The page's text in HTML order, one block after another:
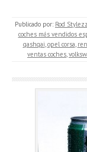
Publicado por: Rod Stylezz
coches más vendidos
qashqai,opel corsa,
ventas coches,